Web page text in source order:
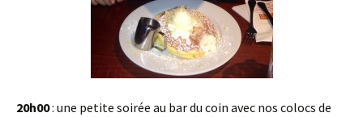
20h00: une petite soirée au bar du coin avec nos colocs de